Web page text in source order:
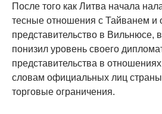
После того как Литва начала
тесные отношения с Тайванем и
представительство в Вильнюсе,
понизил уровень своего
представительства в
словам официальных лиц
торговые ограничения.